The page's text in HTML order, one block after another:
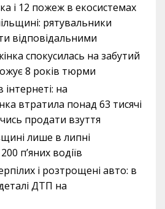
і 12 пожеж в екосистемах
рятувальники
відповідальними
спокусилась на забутий
8 років тюрми
на
втратила понад 63 тисячі
продати взуття
лише в липні
п’яних водіїв
і розтрощені авто: в
ДТП на